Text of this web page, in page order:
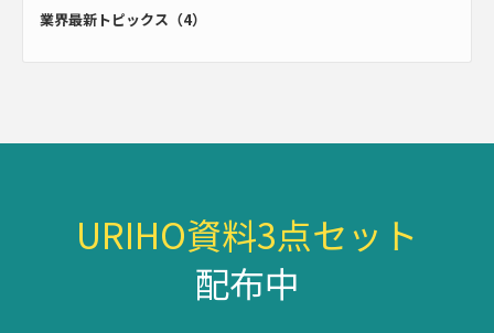
業界最新トピックス（4）
URIHO資料3点セット
配布中